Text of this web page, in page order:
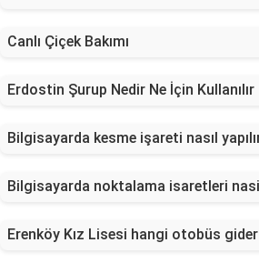
Canlı Çiçek Bakımı
Erdostin Şurup Nedir Ne İçin Kullanılır
Bilgisayarda kesme işareti nasıl
Bilgisayarda noktalama isaretleri
Erenköy Kız Lisesi hangi otobüs